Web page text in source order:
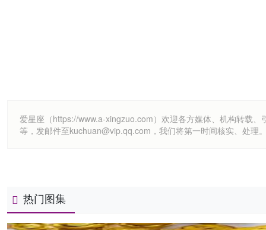
爱星座（https://www.a-xingzuo.com）欢迎各方媒体、机构转载
等，发邮件至kuchuan@vip.qq.com，我们将第一时间核实、处理
热门图集